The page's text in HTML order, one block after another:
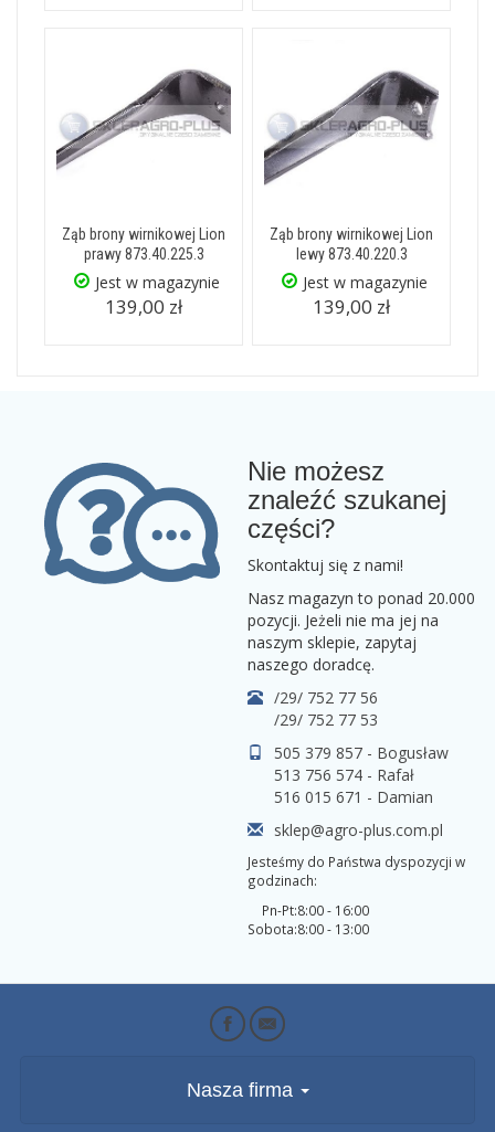
Ząb brony wirnikowej Lion
prawy 873.40.225.3
Jest w magazynie
139,00 zł
Ząb brony wirnikowej Lion
lewy 873.40.220.3
Jest w magazynie
139,00 zł
Nie możesz
znaleźć szukanej
części?
Skontaktuj się z nami!
Nasz magazyn to ponad 20.000
pozycji. Jeżeli nie ma jej na
naszym sklepie, zapytaj
naszego doradcę.
/29/ 752 77 56
/29/ 752 77 53
505 379 857 - Bogusław
513 756 574 - Rafał
516 015 671 - Damian
sklep@agro-plus.com.pl
Jesteśmy do Państwa dyspozycji w
godzinach:
Pn-Pt:
Sobota:
8:00 - 16:00
8:00 - 13:00
Nasza firma